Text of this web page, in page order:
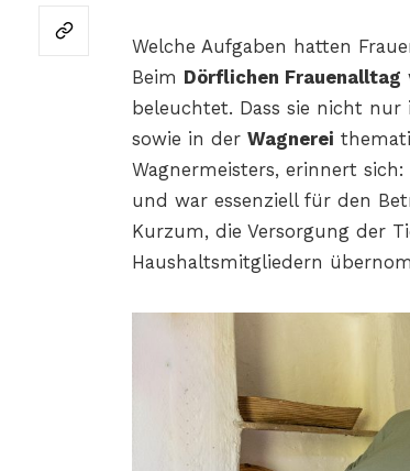
Welche Aufgaben hatten
Beim Dörflichen Frauenalltag
beleuchtet. Dass sie nicht
sowie in der Wagnerei
Wagnermeisters, erinnert
und war essenziell für den
Kurzum, die Versorgung der
Haushaltsmitgliedern